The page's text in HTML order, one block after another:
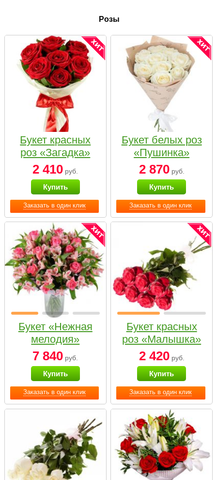
Розы
Заказать в один клик
Букет красных
роз «Загадка»
2 410 руб.
Купить
Заказать в один клик
Букет белых роз
«Пушинка»
2 870руб.
Купить
Заказать в один клик
Букет «Нежная
мелодия»
7 840 руб.
Купить
Заказать в один клик
Букет красных
роз «Малышка»
2 420руб.
Купить